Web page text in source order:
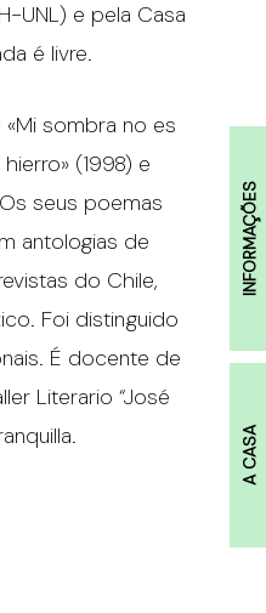
INFORMAÇÕES
A CASA
UNL) e pela Casa
é livre.
sombra no es
(1998) e
seus poemas
antologias de
do Chile,
Foi distinguido
É docente de
Literario “José